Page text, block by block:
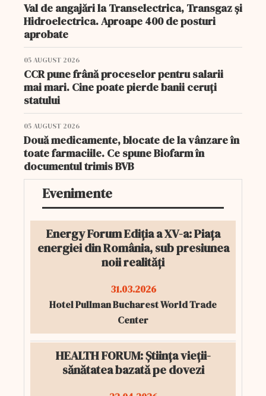
Val de angajări la Transelectrica, Transgaz și
Hidroelectrica. Aproape 400 de posturi
aprobate
05 AUGUST 2026
CCR pune frână proceselor pentru salarii
mai mari. Cine poate pierde banii ceruți
statului
05 AUGUST 2026
Două medicamente, blocate de la vânzare în
toate farmaciile. Ce spune Biofarm în
documentul trimis BVB
Evenimente
Energy Forum Ediția a XV-a: Piața
energiei din România, sub presiunea
noii realități
31.03.2026
Hotel Pullman Bucharest World Trade
Center
HEALTH FORUM: Știința vieții-
sănătatea bazată pe dovezi